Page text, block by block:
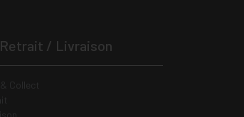
Retrait / Livraison